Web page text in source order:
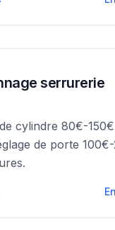
serrurerie
cylindre 80€-
de porte